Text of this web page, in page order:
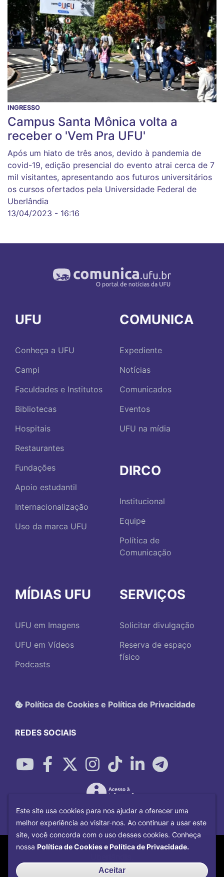
INGRESSO
Campus Santa Mônica volta a
receber o 'Vem Pra UFU'
Após um hiato de três anos, devido à pandemia de
covid-19, edição presencial do evento atrai cerca de 7
mil visitantes, apresentando aos futuros universitários
os cursos ofertados pela Universidade Federal de
Uberlândia
13/04/2023 - 16:16
UFU
Conheça a UFU
Campi
Faculdades e Institutos
Bibliotecas
Hospitais
Restaurantes
Fundações
Apoio estudantil
Internacionalização
Uso da marca UFU
COMUNICA
Expediente
Notícias
Comunicados
Eventos
UFU na mídia
DIRCO
Institucional
Equipe
Política de
Comunicação
MÍDIAS UFU
UFU em Imagens
UFU em Vídeos
Podcasts
SERVIÇOS
Solicitar divulgação
Reserva de espaço
físico
Política de Cookies e Política de Privacidade
REDES SOCIAIS
Copyright©2026Universidade Federal
Centro de Tecnologia da
Este site usa cookies para nos ajudar a oferecer uma
melhor experiência ao visitar-nos. Ao continuar a usar este
site, você concorda com o uso desses cookies. Conheça
nossa Política de Cookies e Política de Privacidade.
Aceitar